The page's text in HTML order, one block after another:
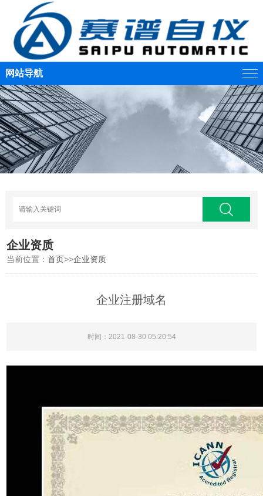
网站导航
企业资质
当前位置：首页>>企业资质
企业注册域名
时间：2021-08-30 05:20:54